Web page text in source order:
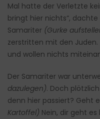
Mal hatte der Verletzte
bringt hier nichts“,
Samariter (Gurke
zerstritten mit den Juden.
und wollen nichts
Der Samariter war
dazulegen). Doch
denn hier passiert? Geht
Kartoffel) Nein, dir geht